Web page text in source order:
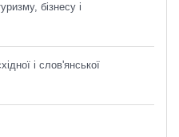
бізнесу і
і слов'янської